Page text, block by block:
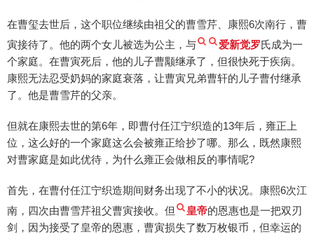
在曹玺去世后，这个职位继续由祖父的曹雪芹、康熙6次南行，曹
寅接待了。他的两个女儿被选为公主，与
爱新觉罗氏成为一
个家庭。在曹寅死后，他的儿子曹颙继承了，但很快死于疾病。
康熙无法忍受奶妈的家庭衰落，让曹寅兄弟曹轩的儿子曹付继承
了。他是曹雪芹的父亲。
但就在康熙去世的第6年，即曹付任江宁织造的13年后，雍正上
位，这么好的一个家庭这么会被雍正给抄了哪。那么，既然康熙
对曹家庭是如此优待，为什么雍正会做相反的事情呢?
首先，在曹付任江宁织造期间财务出现了不小的状况。康熙6次江
南，四次由曹雪芹祖父曹寅接收。但
皇帝的恩惠也是一把双刃
剑，因为接受了皇帝的恩惠，曹寅损失了数万枚银币，但幸运的